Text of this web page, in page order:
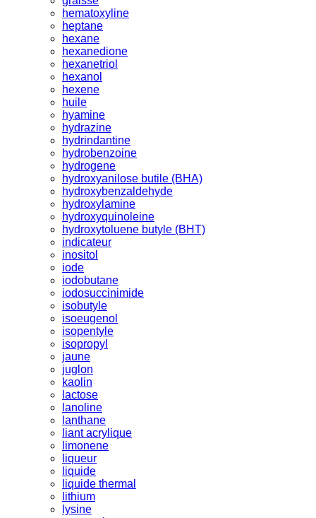
hematoxyline
heptane
hexane
hexanedione
hexanetriol
hexanol
hexene
huile
hyamine
hydrazine
hydrindantine
hydrobenzoine
hydrogene
hydroxyanilose butile (BHA)
hydroxybenzaldehyde
hydroxylamine
hydroxyquinoleine
hydroxytoluene butyle (BHT)
indicateur
inositol
iode
iodobutane
iodosuccinimide
isobutyle
isoeugenol
isopentyle
isopropyl
jaune
juglon
kaolin
lactose
lanoline
lanthane
liant acrylique
limonene
liqueur
liquide
liquide thermal
lithium
lysine